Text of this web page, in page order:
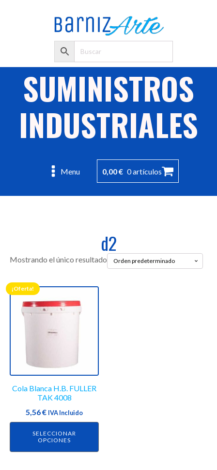
SUMINISTROS
INDUSTRIALES
Menu 0,00€ 0 artículos
d2
Mostrando el único resultado
¡Oferta!
Cola Blanca H.B. FULLER
TAK 4008
5,56€ IVA Incluido
SELECCIONAR
OPCIONES
Este
producto
tiene
opciones
se
pueden
la
de